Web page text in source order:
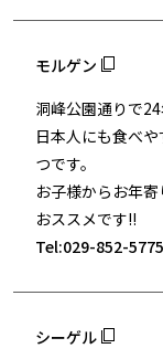
モルゲン
洞峰公園通りで
日本人にも食べ
つです。
お子様からお年
おススメです!!
Tel:029-852-5775
シーゲル